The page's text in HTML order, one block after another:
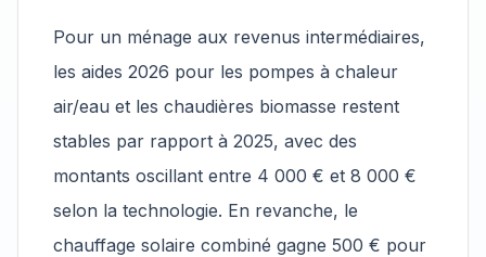
Pour un ménage aux revenus intermédiaires,
les aides 2026 pour les pompes à chaleur
air/eau et les chaudières biomasse restent
stables par rapport à 2025, avec des
montants oscillant entre 4 000 € et 8 000 €
selon la technologie. En revanche, le
chauffage solaire combiné gagne 500 € pour